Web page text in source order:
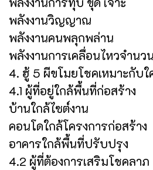
พลังงานวิญญาณ
พลังงานคนพลุกพล่าน
พลังงานการเคลื่อนไหวจำนว
4. ฮู้ 5 ผีขโมยโชคเหมาะกับใ
4.1 ผู้ที่อยู่ใกล้พื้นที่ก่อสร้าง
บ้านใกล้ไซต์งาน
คอนโดใกล้โครงการก่อสร้าง
อาคารใกล้พื้นที่ปรับปรุง
4.2 ผู้ที่ต้องการเสริมโชคลาภ